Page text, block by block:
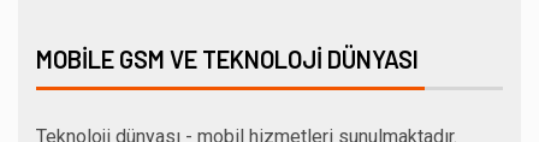
MOBILE GSM VE TEKNOLOJI DÜNYASI
Teknoloji dünyası - mobil hizmetleri sunulmaktadır.